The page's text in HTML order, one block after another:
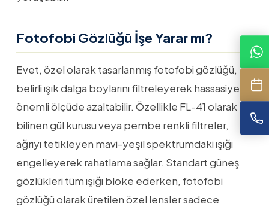
Fotofobi Gözlüğü İşe Yarar mı?
Evet, özel olarak tasarlanmış fotofobi gözlüğü,
belirli ışık dalga boylarını filtreleyerek hassasiyeti
önemli ölçüde azaltabilir. Özellikle FL-41 olarak
bilinen gül kurusu veya pembe renkli filtreler,
ağrıyı tetikleyen mavi-yeşil spektrumdaki ışığı
engelleyerek rahatlama sağlar. Standart güneş
gözlükleri tüm ışığı bloke ederken, fotofobi
gözlüğü olarak üretilen özel lensler sadece